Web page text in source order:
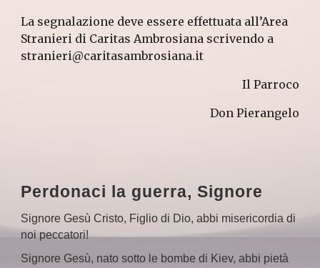
La segnalazione deve essere effettuata all’Area
Stranieri di Caritas Ambrosiana scrivendo a
stranieri@caritasambrosiana.it
Il Parroco
Don Pierangelo
Perdonaci la guerra, Signore
Signore Gesù Cristo, Figlio di Dio, abbi misericordia di
noi peccatori!
Signore Gesù, nato sotto le bombe di Kiev, abbi pietà